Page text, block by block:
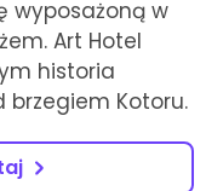
wyposażoną w
Art Hotel
historia
Kotoru.